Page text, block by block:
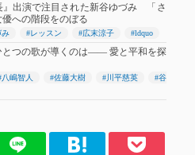
』出演で注目された新谷ゆづみ 「さ
への階段をのぼる
み #レッスン #広末涼子 #ldquo
とつの歌が導くのは―― 愛と平和を探
八嶋智人 #佐藤大樹 #川平慈英
#谷
てブ Pocket